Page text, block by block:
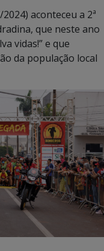
aconteceu a 2ª
que neste ano
vidas!” e que
da população local